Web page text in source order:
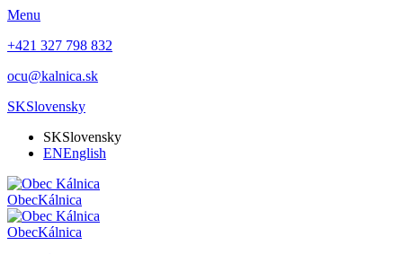
Menu
+421 327 798 832
ocu@kalnica.sk
SKSlovensky
SKSlovensky
ENEnglish
ObecKálnica
ObecKálnica